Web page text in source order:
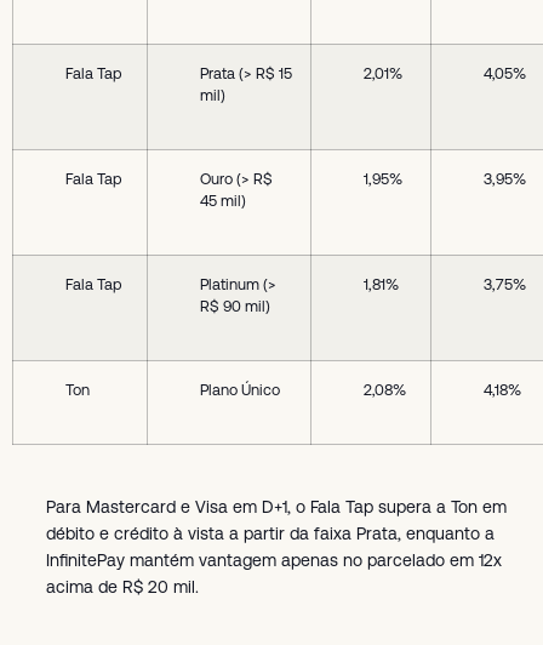
Fala Tap
Prata (> R$ 15
mil)
2,01% 4,05%
Fala Tap
Ouro (> R$
45 mil)
1,95% 3,95%
Fala Tap
Platinum (>
R$ 90 mil)
1,81% 3,75%
Ton Plano Único 2,08% 4,18%
Para Mastercard e Visa em D+1, o Fala Tap supera a Ton em
débito e crédito à vista a partir da faixa Prata, enquanto a
InfinitePay mantém vantagem apenas no parcelado em 12x
acima de R$ 20 mil.